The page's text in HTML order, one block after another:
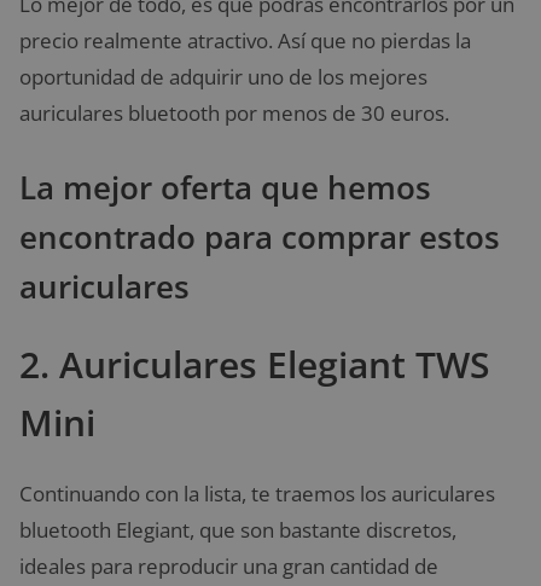
precio realmente atractivo. Así que no pierdas la
oportunidad de adquirir uno de los mejores
auriculares bluetooth por menos de 30 euros.
La mejor oferta que hemos
encontrado para comprar estos
auriculares
2. Auriculares Elegiant TWS
Mini
Continuando con la lista, te traemos los auriculares
bluetooth Elegiant, que son bastante discretos,
ideales para reproducir una gran cantidad de